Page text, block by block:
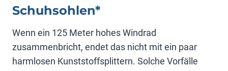
Schuhsohlen*
Wenn ein 125 Meter hohes Windrad
zusammenbricht, endet das nicht mit ein paar
harmlosen Kunststoffsplittern. Solche Vorfälle